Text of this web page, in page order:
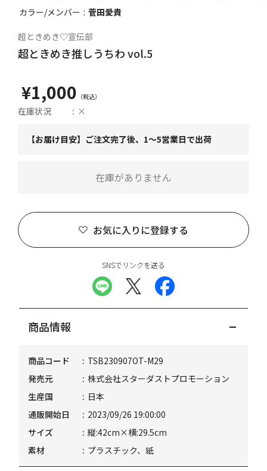
カラー/メンバー 菅田愛貴
超ときめき♡宣伝部
超ときめき推しうちわ vol.5
¥1,000
在庫状況 ×
【お届け目安】ご注文完了後、1～5営業日で出荷
お気に入りに登録する
在庫がありません
SNSでリンクを送る
商品情報
商品コード
TSB230907OT-M29
発売元
株式会社スターダストプロモーション
生産国
日本
通販開始日
2023/09/26 19:00:00
サイズ
縦:42cm×横:29.5cm
素材
プラスチック、紙